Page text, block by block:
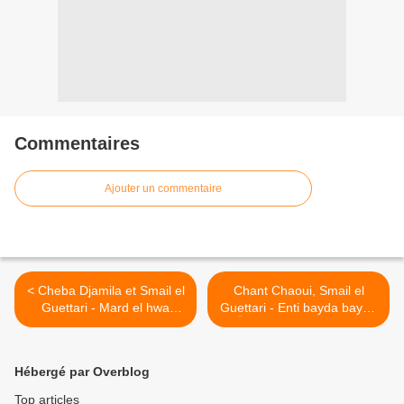
Commentaires
Ajouter un commentaire
< Cheba Djamila et Smail el
Guettari - Mard el hwa
guettel غناء شاوي ـ سماعيل
Chant Chaoui, Smail el
Guettari - Enti bayda bayda
غناء شاوي ـ سماعيل القطاّري
Hébergé par Overblog
Top articles